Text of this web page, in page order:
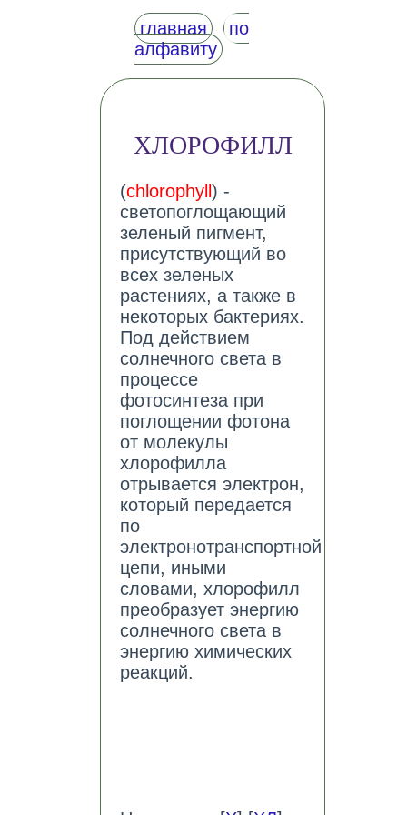
главная
по
алфавиту
ХЛОРОФИЛЛ
(chlorophyll ) -
светопоглощающий
зеленый пигмент,
присутствующий во
всех зеленых
растениях, а также в
некоторых бактериях.
Под действием
солнечного света в
процессе
фотосинтеза при
поглощении фотона
от молекулы
хлорофилла
отрывается электрон,
который передается
по
электронотранспортной
цепи, иными
словами, хлорофилл
преобразует энергию
солнечного света в
энергию химических
реакций.